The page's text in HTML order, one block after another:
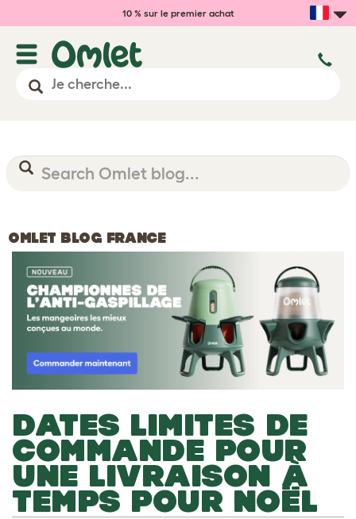
10 % sur le premier achat
OMLET BLOG FRANCE
DATES LIMITES DE
COMMANDE POUR
UNE LIVRAISON À
TEMPS POUR NOËL